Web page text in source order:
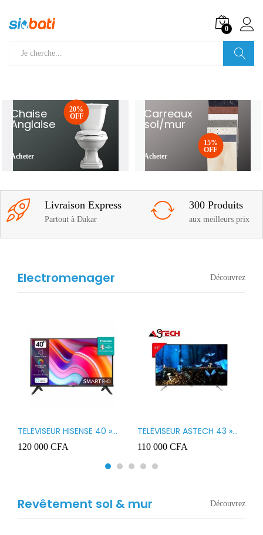
0
Chaise
Anglaise
Acheter
20%
OFF
Carreaux
sol/mur
Acheter
15%
OFF
Livraison Express
Partout à Dakar
300 Produits
aux meilleurs prix
Electromenager Découvrez
TELEVISEUR HISENSE 40 »
LED SMART VIDAA 40A4K
120 000 CFA
TELEVISEUR ASTECH 43 »
LED 43OD15
110 000 CFA
Revêtement sol & mur Découvrez